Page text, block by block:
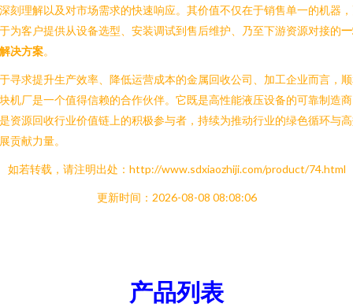
刻理解以及对市场需求的快速响应。其价值不仅在于销售单一的机器
为客户提供从设备选型、安装调试到售后维护、乃至下游资源对接的
决方案。
寻求提升生产效率、降低运营成本的金属回收公司、加工企业而言，
机厂是一个值得信赖的合作伙伴。它既是高性能液压设备的可靠制造
资源回收行业价值链上的积极参与者，持续为推动行业的绿色循环与
贡献力量。
如若转载，请注明出处：http://www.sdxiaozhiji.com/product/74.html
更新时间：2026-08-08 08:08:06
产品列表